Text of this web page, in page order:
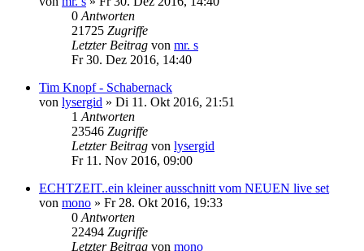
0 Antworten
21725 Zugriffe
Letzter Beitrag von mr. s
Fr 30. Dez 2016, 14:40
Tim Knopf - Schabernack
von lysergid » Di 11. Okt 2016, 21:51
1 Antworten
23546 Zugriffe
Letzter Beitrag von lysergid
Fr 11. Nov 2016, 09:00
ECHTZEIT..ein kleiner ausschnitt vom NEUEN live set
von mono » Fr 28. Okt 2016, 19:33
0 Antworten
22494 Zugriffe
Letzter Beitrag von mono